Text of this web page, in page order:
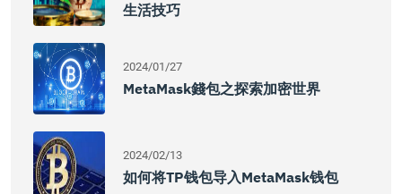
生活技巧
2024/01/27
MetaMask錢包之探索加密世界
2024/02/13
如何将TP钱包导入MetaMask钱包